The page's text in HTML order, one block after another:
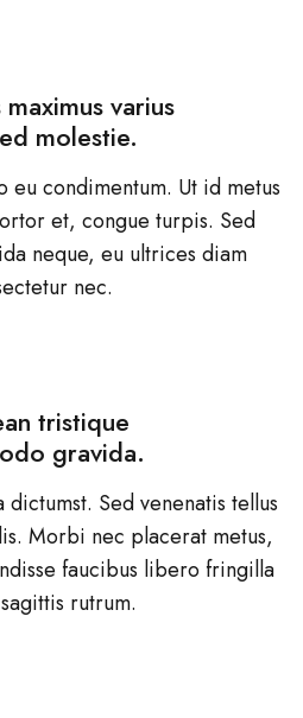
maximus varius
molestie.
eu condimentum. Ut id metus
et, congue turpis. Sed
neque, eu ultrices diam
nec.
tristique
gravida.
Sed venenatis tellus
Morbi nec placerat metus,
faucibus libero fringilla
rutrum.